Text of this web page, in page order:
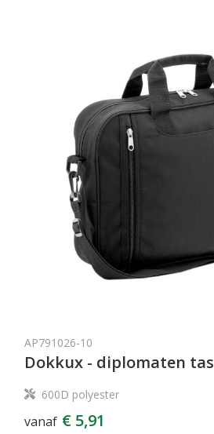
AP791026-10
Dokkux - diplomaten tas
600D polyester
vanaf € 5,91